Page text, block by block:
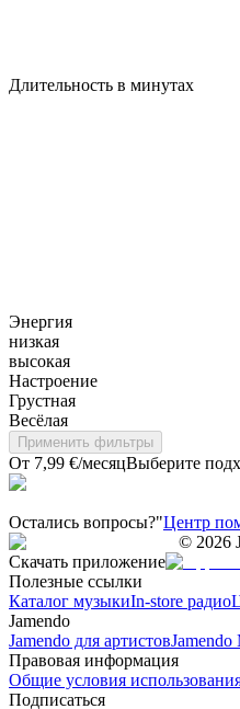
Длительность в минутах
Энергия
низкая
высокая
Настроение
Грустная
Весёлая
Применить фильтры
От 7,99 €/месяцВыберите
Остались вопросы?"Центр
© 2026
Скачать приложение
Полезные ссылки
Каталог музыкиIn-store радио
Jamendo
Jamendo для артистовJamendo
Правовая информация
Общие условия
Подписаться